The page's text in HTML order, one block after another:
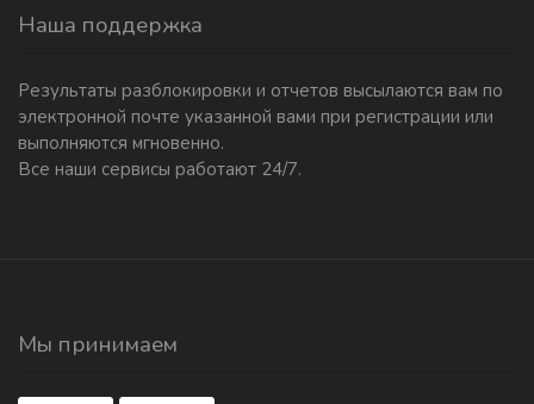
Наша поддержка
Результаты разблокировки и отчетов высылаются вам по
электронной почте указанной вами при регистрации или
выполняются мгновенно.
Все наши сервисы работают 24/7.
Мы принимаем